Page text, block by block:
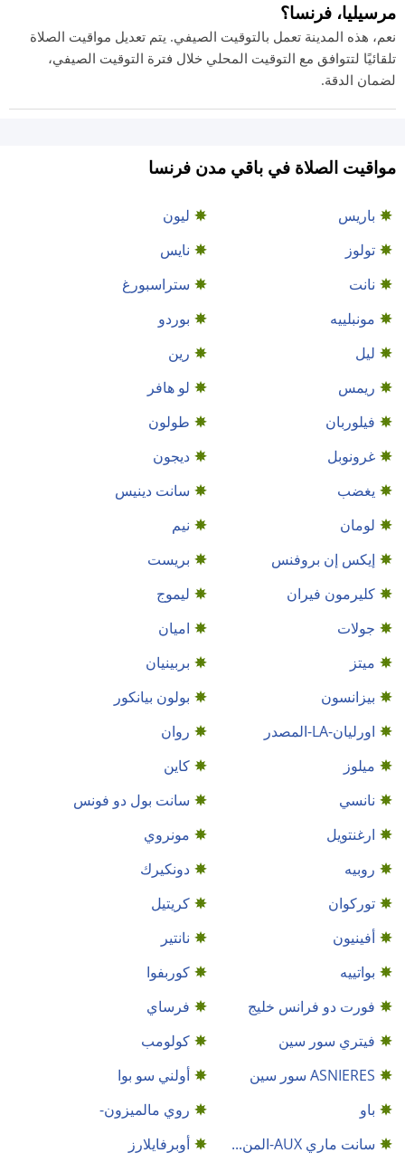
مرسيليا، فرنسا؟
نعم، هذه المدينة تعمل بالتوقيت الصيفي. يتم تعديل مواقيت الصلاة
تلقائيًا لتتوافق مع التوقيت المحلي خلال فترة التوقيت الصيفي،
لضمان الدقة.
مواقيت الصلاة في باقي مدن فرنسا
باريس
ليون
تولوز
نايس
نانت
ستراسبورغ
مونبلييه
بوردو
ليل
رين
ريمس
لو هافر
فيلوربان
طولون
غرونوبل
ديجون
يغضب
سانت دينيس
لومان
نيم
إيكس إن بروفنس
بريست
كليرمون فيران
ليموج
جولات
اميان
ميتز
بربينيان
بيزانسون
بولون بيانكور
اورليان-LA-المصدر
روان
ميلوز
كاين
نانسي
سانت بول دو فونس
ارغنتويل
مونروي
روبيه
دونكيرك
توركوان
كريتيل
أفينيون
نانتير
بواتييه
كوربفوا
فورت دو فرانس خليج
فرساي
فيتري سور سين
كولومب
ASNIERES سور سين
أولني سو بوا
باو
روي مالميزون-
سانت ماري AUX-المن...
أوبرفايلارز